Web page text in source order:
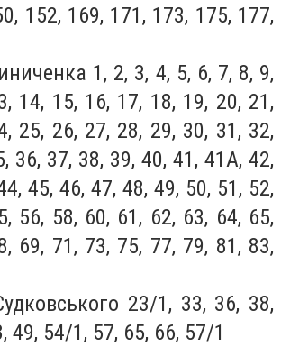
152, 169, 171, 173, 175, 177,
1, 2, 3, 4, 5, 6, 7, 8, 9,
14, 15, 16, 17, 18, 19, 20, 21,
25, 26, 27, 28, 29, 30, 31, 32,
36, 37, 38, 39, 40, 41, 41А, 42,
45, 46, 47, 48, 49, 50, 51, 52,
56, 58, 60, 61, 62, 63, 64, 65,
69, 71, 73, 75, 77, 79, 81, 83,
23/1, 33, 36, 38,
49, 54/1, 57, 65, 66, 57/1